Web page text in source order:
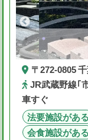
〒272-0805
JR武蔵野線｢
車すぐ
法要施設がある
会食施設がある